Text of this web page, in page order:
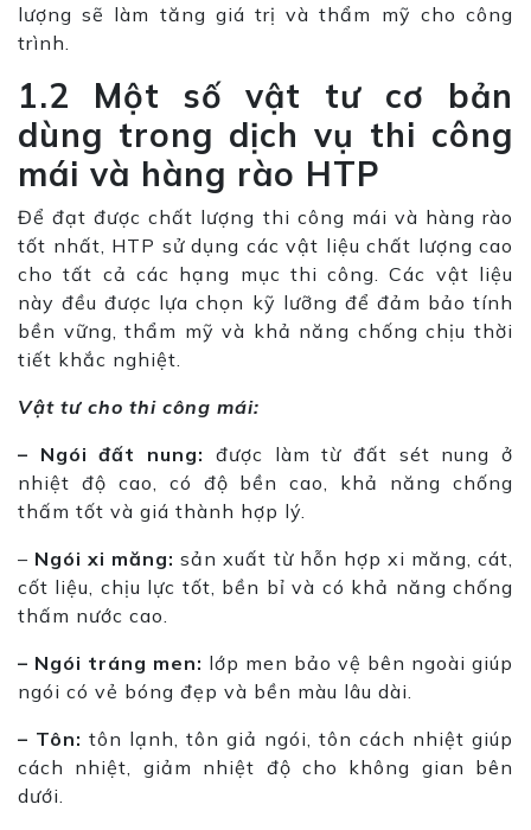
lượng sẽ làm tăng giá trị và thẩm mỹ cho công
trình.
1.2 Một số vật tư cơ bản
dùng trong dịch vụ thi công
mái và hàng rào HTP
Để đạt được chất lượng thi công mái và hàng rào
tốt nhất, HTP sử dụng các vật liệu chất lượng cao
cho tất cả các hạng mục thi công. Các vật liệu
này đều được lựa chọn kỹ lưỡng để đảm bảo tính
bền vững, thẩm mỹ và khả năng chống chịu thời
tiết khắc nghiệt.
Vật tư cho thi công mái:
– Ngói đất nung: được làm từ đất sét nung ở
nhiệt độ cao, có độ bền cao, khả năng chống
thấm tốt và giá thành hợp lý.
– Ngói xi măng: sản xuất từ hỗn hợp xi măng, cát,
cốt liệu, chịu lực tốt, bền bỉ và có khả năng chống
thấm nước cao.
– Ngói tráng men: lớp men bảo vệ bên ngoài giúp
ngói có vẻ bóng đẹp và bền màu lâu dài.
– Tôn: tôn lạnh, tôn giả ngói, tôn cách nhiệt giúp
cách nhiệt, giảm nhiệt độ cho không gian bên
dưới.